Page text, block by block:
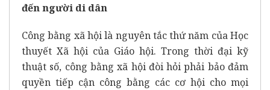
đến người di dân
Công bằng xã hội là nguyên tắc thứ năm của Học
thuyết Xã hội của Giáo hội. Trong thời đại kỹ
thuật số, công bằng xã hội đòi hỏi phải bảo đảm
quyền tiếp cận công bằng các cơ hội cho mọi